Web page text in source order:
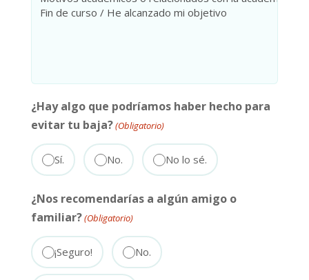
¿Hay algo que podríamos haber hecho para
evitar tu baja?(Obligatorio)
Sí. No. No lo sé.
¿Nos recomendarías a algún amigo o
familiar?(Obligatorio)
¡Seguro! No.